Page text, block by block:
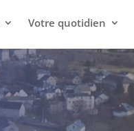
Votre quotidien